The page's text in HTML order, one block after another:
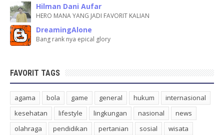
Hilman Dani Aufar
HERO MANA YANG JADI FAVORIT KALIAN
DreamingAlone
Bang rank nya epical glory
FAVORIT TAGS
agama bola game general hukum
internasional
kesehatan
lifestyle lingkungan nasional
news
olahraga
pendidikan pertanian sosial wisata